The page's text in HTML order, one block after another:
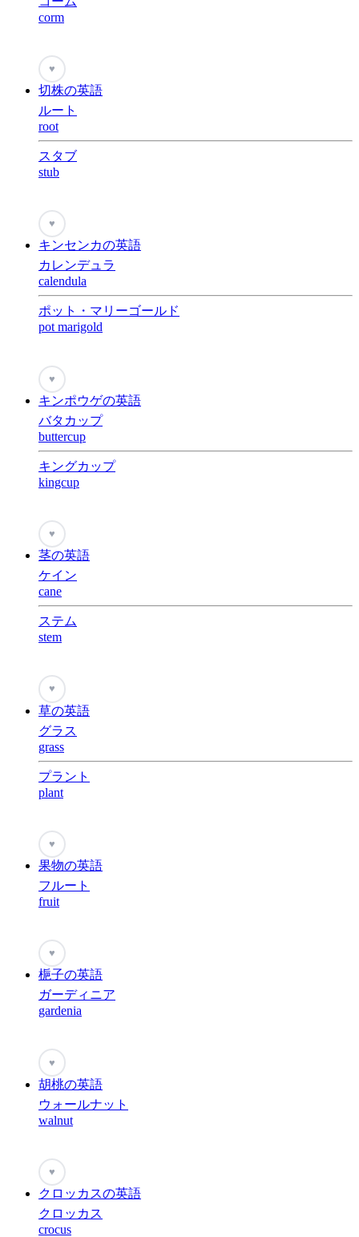
corm
♥
切株の英語
ルート
root
スタブ
stub
♥
キンセンカの英語
カレンデュラ
calendula
ポット・マリーゴールド
pot marigold
♥
キンポウゲの英語
バタカップ
buttercup
キングカップ
kingcup
♥
茎の英語
ケイン
cane
ステム
stem
♥
草の英語
グラス
grass
プラント
plant
♥
果物の英語
フルート
fruit
♥
梔子の英語
ガーディニア
gardenia
♥
胡桃の英語
ウォールナット
walnut
♥
クロッカスの英語
クロッカス
crocus